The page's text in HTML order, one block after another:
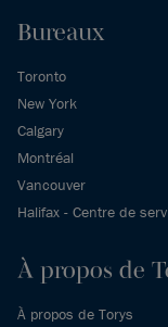
Bureaux
Toronto
New York
Calgary
Montréal
Vancouver
Halifax - Centre de
À propos de
À propos de Torys